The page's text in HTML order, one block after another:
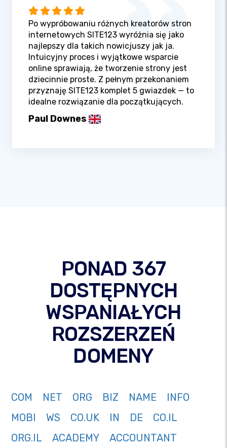
Po wypróbowaniu różnych kreatorów stron
internetowych SITE123 wyróżnia się jako
najlepszy dla takich nowicjuszy jak ja.
Intuicyjny proces i wyjątkowe wsparcie
online sprawiają, że tworzenie strony jest
dziecinnie proste. Z pełnym przekonaniem
przyznaję SITE123 komplet 5 gwiazdek — to
idealne rozwiązanie dla początkujących.
Paul Downes
PONAD 367
DOSTĘPNYCH
WSPANIAŁYCH
ROZSZERZEŃ
DOMENY
COM NET ORG BIZ NAME
INFO
MOBI
WS CO.UK IN DE
CO.IL
ORG.IL
ACADEMY
ACCOUNTANT